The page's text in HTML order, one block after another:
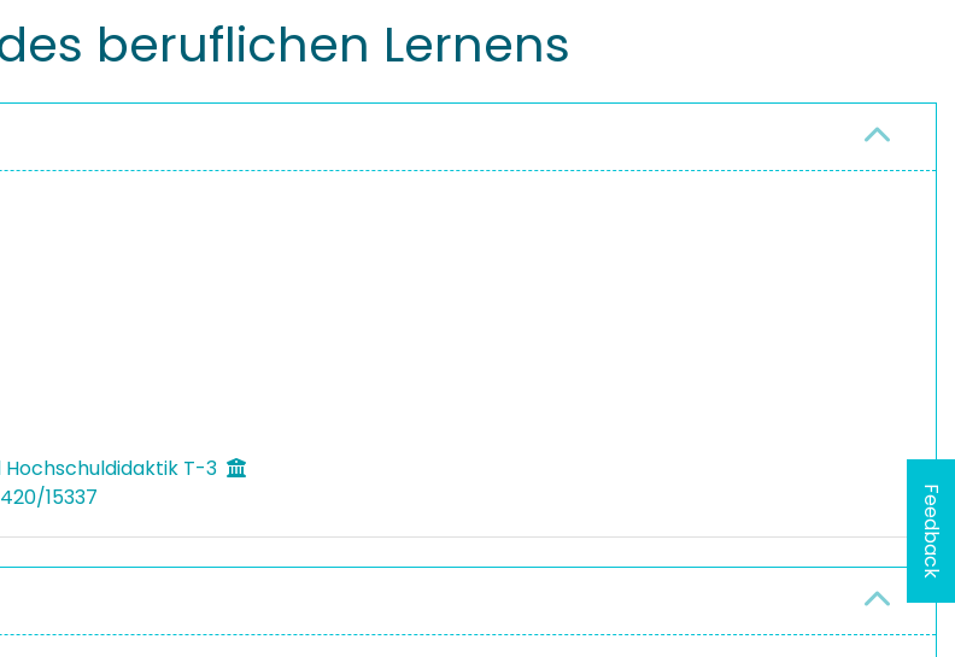
beruflichen Lernens
Hochschuldidaktik T-3
15337 Feedback